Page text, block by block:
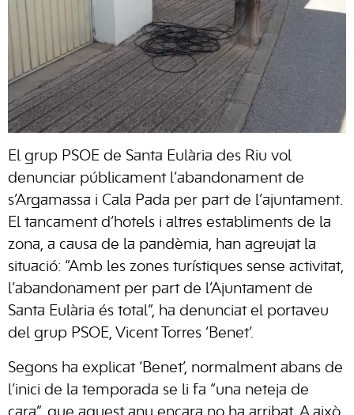
El grup PSOE de Santa Eulària des Riu vol
denunciar públicament l’abandonament de
s’Argamassa i Cala Pada per part de l’ajuntament.
El tancament d’hotels i altres establiments de la
zona, a causa de la pandèmia, han agreujat la
situació: “Amb les zones turístiques sense activitat,
l’abandonament per part de l’Ajuntament de
Santa Eulària és total”, ha denunciat el portaveu
del grup PSOE, Vicent Torres ‘Benet’.
Segons ha explicat ‘Benet’, normalment abans de
l’inici de la temporada se li fa “una neteja de